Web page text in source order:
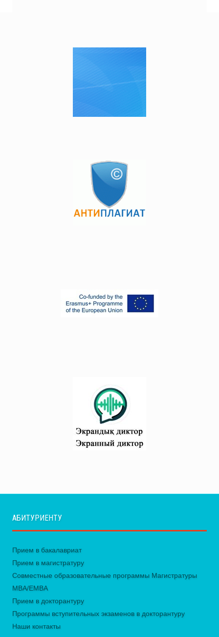
АБИТУРИЕНТУ
Прием в бакалавриат
Прием в магистратуру
Совместные образовательные программы Магистратуры
MBA/EMBA
Прием в докторантуру
Программы вступительных экзаменов в докторантуру
Наши контакты